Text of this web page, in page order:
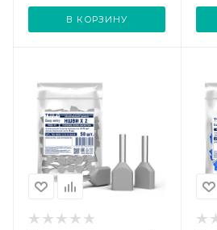
В КОРЗИНУ